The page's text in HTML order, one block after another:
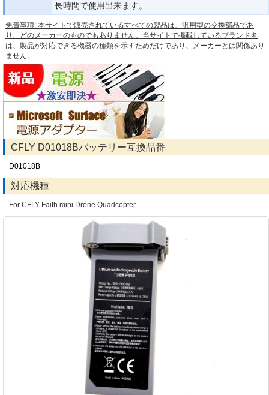
長時間で使用出来ます。
免責事項: 本サイトで販売されているすべての製品は、汎用型の交換部品であ
り、どのメーカーのものでもありません。当サイトで掲載しているブランド名
は、製品が対応できる機器の種類を示すためだけであり、メーカーとは関係あり
ません。
CFLY D01018Bバッテリー互換品番
D01018B
対応機種
For CFLY Faith mini Drone Quadcopter